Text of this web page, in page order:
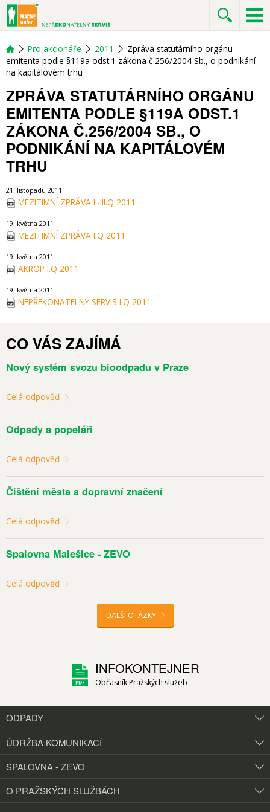
Pro akcionáře 2011
Zpráva statutárního orgánu
emitenta podle §119a odst.1 zákona č.256/2004 Sb., o podnikání
na kapitálovém trhu
ZPRÁVA STATUTÁRNÍHO ORGÁNU
EMITENTA PODLE §119A ODST.1
ZÁKONA Č.256/2004 SB., O
PODNIKÁNÍ NA KAPITÁLOVÉM
TRHU
21. listopadu 2011
MEZITIMNÍ ZPRÁVA I.-III.Q 2011
19. května 2011
MEZITIMNÍ ZPRÁVA I.Q 2011
19. května 2011
AKROP I.Q 2011
19. května 2011
NEPŘEKONATELNÝ SERVIS I.Q 2011
CO VÁS ZAJÍMÁ
Nový systém svozu bioodpadu v Praze
Celá odpověď
Odpady a popeláři
Celá odpověď
Čištění města a dopravní značení
Celá odpověď
Spalovna Malešice - ZEVO
Celá odpověď
DALŠÍ OTÁZKY
INFOKONTEJNER
Občasník Pražských služeb
ODPADY
ÚDRŽBA KOMUNIKACÍ
SPALOVNA - ZEVO
O PRAŽSKÝCH SLUŽBÁCH